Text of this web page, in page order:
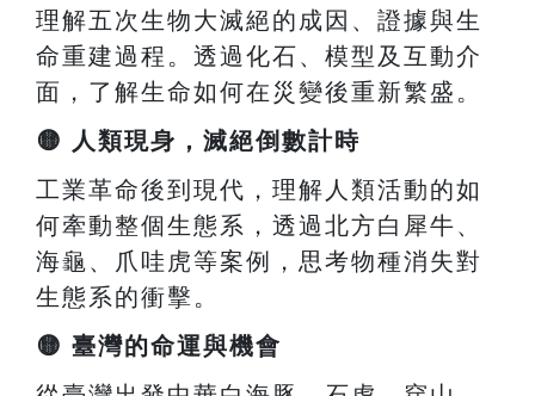
理解五次生物大滅絕的成因、證據與生
命重建過程。透過化石、模型及互動介
面，了解生命如何在災變後重新繁盛。
🟡 人類現身，滅絕倒數計時
工業革命後到現代，理解人類活動的如
何牽動整個生態系，透過北方白犀牛、
海龜、爪哇虎等案例，思考物種消失對
生態系的衝擊。
🟡 臺灣的命運與機會